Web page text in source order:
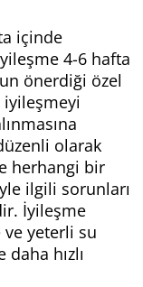
içinde
4-6 hafta
önerdiği özel
olarak
herhangi bir
ilgili sorunları
İyileşme
ve yeterli su
hızlı